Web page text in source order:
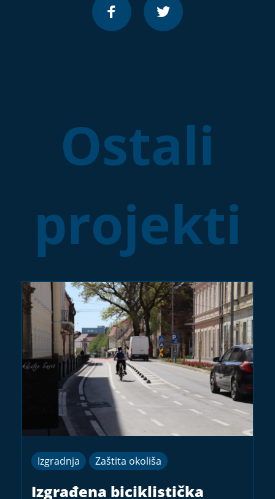
Ostali
projekti
Izgradnja Zaštita okoliša
Izgrađena biciklistička